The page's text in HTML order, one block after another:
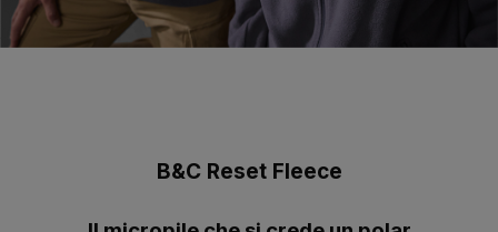
B&C Reset Fleece